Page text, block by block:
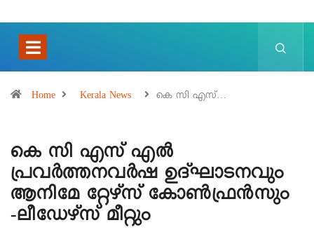
Home Kerala News കെ സി എസ്…
കെ സി എസ് എൽ
പ്രവർത്തനവർഷ ഉദ്ഘാടനവും
ആനിമേ റ്റേഴ്സ് കോൺഫ്രൻസും
-ലീഡേഴ്‌സ് മീറ്റും